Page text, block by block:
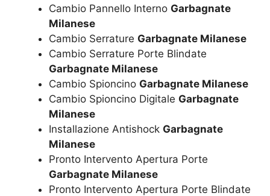
Cambio Pannello Interno Garbagnate
Milanese
Cambio Serrature Garbagnate Milanese
Cambio Serrature Porte Blindate
Garbagnate Milanese
Cambio Spioncino Garbagnate Milanese
Cambio Spioncino Digitale Garbagnate
Milanese
Installazione Antishock Garbagnate
Milanese
Pronto Intervento Apertura Porte
Garbagnate Milanese
Pronto Intervento Apertura Porte Blindate